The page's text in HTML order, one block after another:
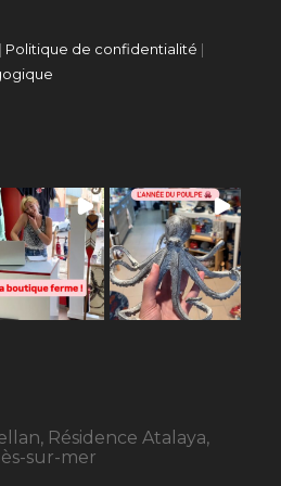
| Politique de confidentialité |
Résidence Atalaya,
sur-mer